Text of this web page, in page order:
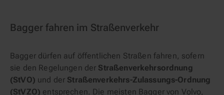
Bagger fahren im Straßenverkehr
Bagger dürfen auf öffentlichen Straßen fahren, sofern
sie den Regelungen der Straßenverkehrsordnung
(StVO) und der Straßenverkehrs-Zulassungs-Ordnung
(StVZO) entsprechen. Die meisten Bagger von Volvo,